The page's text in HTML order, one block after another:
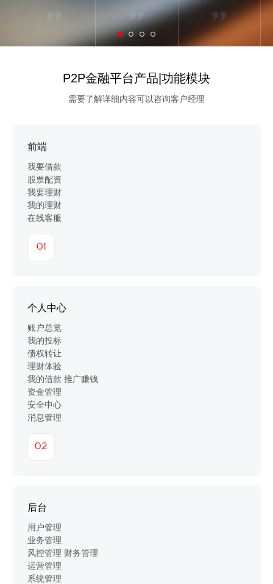
P2P金融平台产品|功能模块
需要了解详细内容可以咨询客户经理
前端
我要借款
股票配资
我要理财
我的理财
在线客服
01
个人中心
账户总览
我的投标
债权转让
理财体验
我的借款 推广赚钱
资金管理
安全中心
消息管理
02
后台
用户管理
业务管理
风控管理 财务管理
运营管理
系统管理